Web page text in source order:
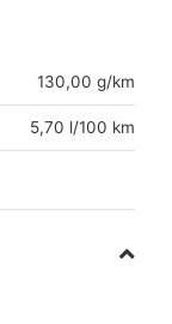
130,00 g/km
5,70 l/100 km